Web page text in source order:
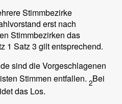
Stimmbezirke
erst nach
Stimmbezirken das
1 Satz 3 gilt entsprechend.
sind die Vorgeschlagenen
Stimmen entfallen. 2Bei
das Los.